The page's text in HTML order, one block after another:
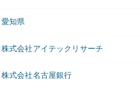
愛知県
株式会社アイテックリサーチ
株式会社名古屋銀行